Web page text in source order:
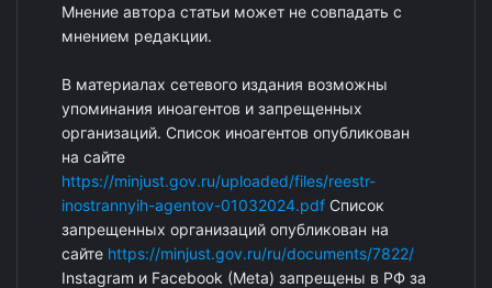
Мнение автора статьи может не совпадать с
мнением редакции.
В материалах сетевого издания возможны
упоминания иноагентов и запрещенных
организаций. Список иноагентов опубликован
на сайте
https://minjust.gov.ru/uploaded/files/reestr-
inostrannyih-agentov-01032024.pdf Список
запрещенных организаций опубликован на
сайте https://minjust.gov.ru/ru/documents/7822/
Instagram и Facebook (Metа) запрещены в РФ за